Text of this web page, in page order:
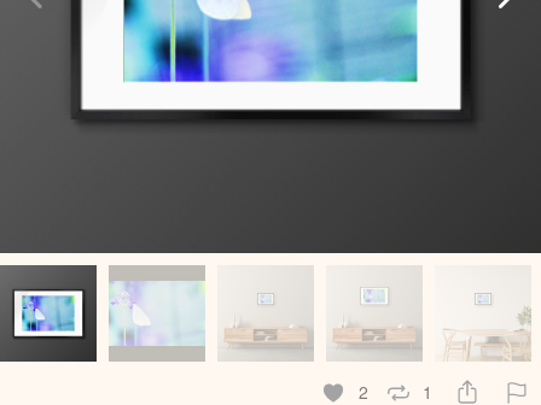
2 1